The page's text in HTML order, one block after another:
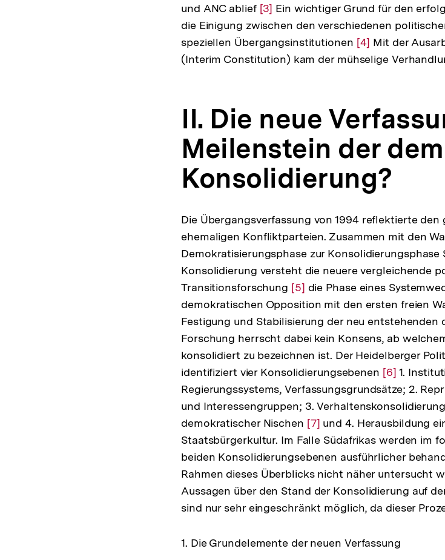
und ANC ablief Zur
Auflösung
der
Fußnote
[3] Ein wichtiger Grund für den
die Einigung zwischen den verschiedenen
speziellen Übergangsinstitutionen Zur
Auflösung
[4] Mit der
(Interim Constitution) kam der mühselige
II. Die neue
Meilenstein der
Konsolidierung?
Die Übergangsverfassung von 1994 reflektierte
ehemaligen Konfliktparteien. Zusammen mit den
Demokratisierungsphase zur Konsolidierungsphase
Konsolidierung versteht die neuere vergleichende
Transitionsforschung Zur
Auflösung
der
Fußnote
[5] die Phase eines
demokratischen Opposition mit den ersten freien
Festigung und Stabilisierung der neu
Forschung herrscht dabei kein Konsens, ab
konsolidiert zu bezeichnen ist. Der Heidelberger
identifiziert vier Konsolidierungsebenen Zur
Auflösung
der
Fußnote
[6] 1.
Regierungssystems, Verfassungsgrundsätze; 2.
und Interessengruppen; 3.
demokratischer Nischen Zur
Auflösung
der
Fußnote
[7] und 4. Herausbildung
Staatsbürgerkultur. Im Falle Südafrikas werden im
beiden Konsolidierungsebenen ausführlicher
Rahmen dieses Überblicks nicht näher untersucht
Aussagen über den Stand der Konsolidierung auf
sind nur sehr eingeschränkt möglich, da dieser
1. Die Grundelemente der neuen Verfassung